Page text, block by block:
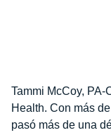
Tammi McCoy,
Health. Con más
pasó más de una